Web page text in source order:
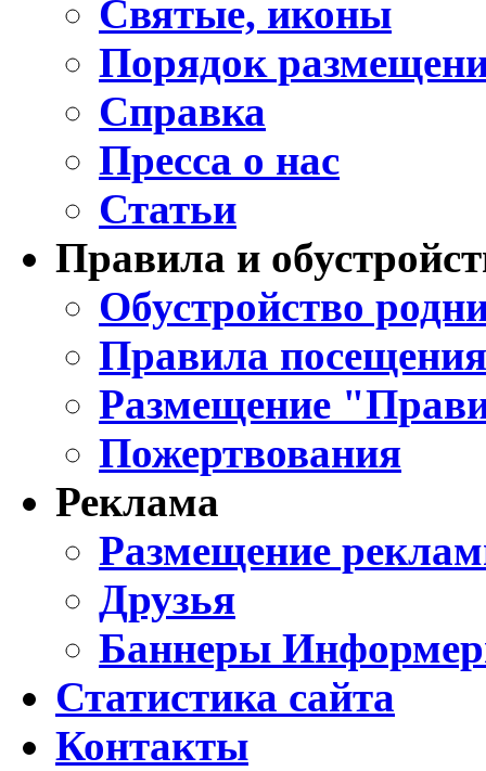
Святые, иконы
Порядок
Справка
Пресса о нас
Статьи
Правила и
Обустройство
Правила
Размещение
Пожертвования
Реклама
Размещение
Друзья
Баннеры
Статистика сайта
Контакты